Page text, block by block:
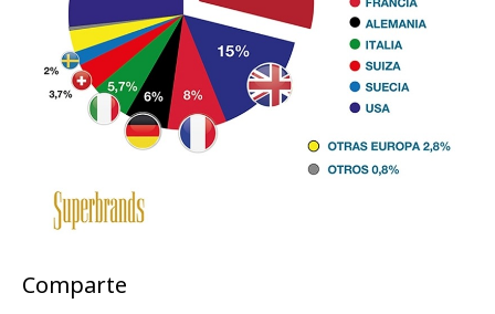
Comparte